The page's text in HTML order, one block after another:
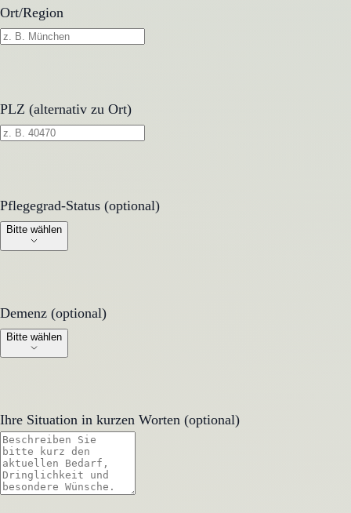
Ort/Region
PLZ (alternativ zu Ort)
Pflegegrad-Status (optional)
Pflegegrad-Status (optional)
Bitte wählen
Demenz (optional)
Demenz (optional)
Bitte wählen
Ihre Situation in kurzen Worten (optional)